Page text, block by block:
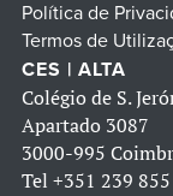
Política de
Termos de
CES | ALTA
Colégio de S.
Apartado 3087
3000-995
Tel +351 239